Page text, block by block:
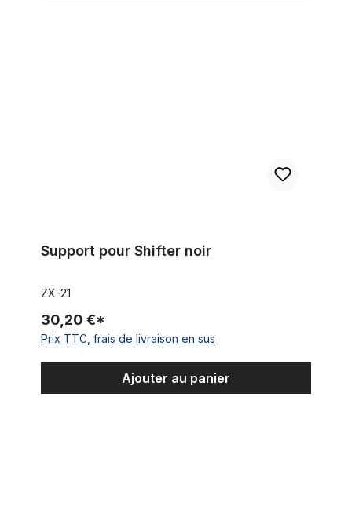
Support pour Shifter noir
ZX-21
30,20 €*
Prix TTC, frais de livraison en sus
Ajouter au panier